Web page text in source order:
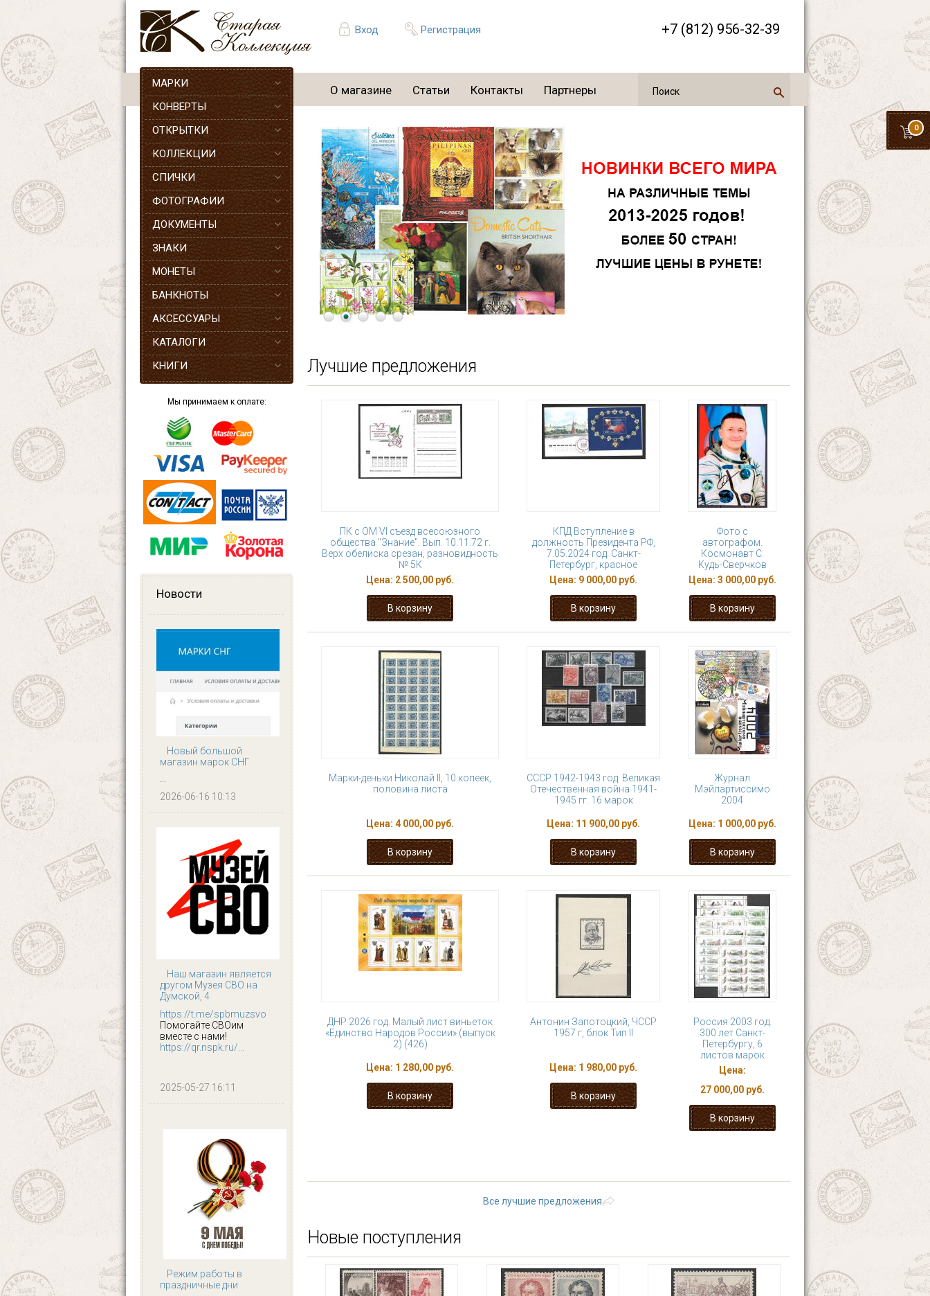
Вход Регистрация +7 (812) 956-32-39
0
О магазине Статьи Контакты Партнеры
МАРКИ
КОНВЕРТЫ
ОТКРЫТКИ
КОЛЛЕКЦИИ
СПИЧКИ
ФОТОГРАФИИ
ДОКУМЕНТЫ
ЗНАКИ
МОНЕТЫ
БАНКНОТЫ
АКСЕССУАРЫ
КАТАЛОГИ
КНИГИ
Мы принимаем к оплате:
Новости
Новый большой
магазин марок СНГ
...
2026-06-16 10:13
Наш магазин является
другом Музея СВО на
Думской, 4
https://t.me/spbmuzsvo
Помогайте СВОим
вместе с нами!
https://qr.nspk.ru/...
2025-05-27 16:11
Режим работы в
праздничные дни
Лучшие предложения
ПК с ОМ VI съезд всесоюзного
общества "Знание". Вып. 10.11.72 г.
Верх обелиска срезан, разновидность
№ 5К
Цена: 2 500,00 руб.
КПД Вступление в
должность Президента РФ,
7.05.2024 год. Санкт-
Петербург, красное
Цена: 9 000,00 руб.
Фото с
автографом.
Космонавт С.
Кудь-Сверчков
Цена: 3 000,00 руб.
Марки-деньки Николай II, 10 копеек,
половина листа
Цена: 4 000,00 руб.
СССР 1942-1943 год. Великая
Отечественная война 1941-
1945 гг. 16 марок
Цена: 11 900,00 руб.
Журнал
Мэйлартиссимо
2004
Цена: 1 000,00 руб.
ДНР 2026 год. Малый лист виньеток
«Единство Народов России» (выпуск
2) (426)
Цена: 1 280,00 руб.
Антонин Запотоцкий, ЧССР
1957 г, блок Тип II
Цена: 1 980,00 руб.
Россия 2003 год.
300 лет Санкт-
Петербургу, 6
листов марок
Цена:
27 000,00 руб.
Все лучшие предложения
Новые поступления